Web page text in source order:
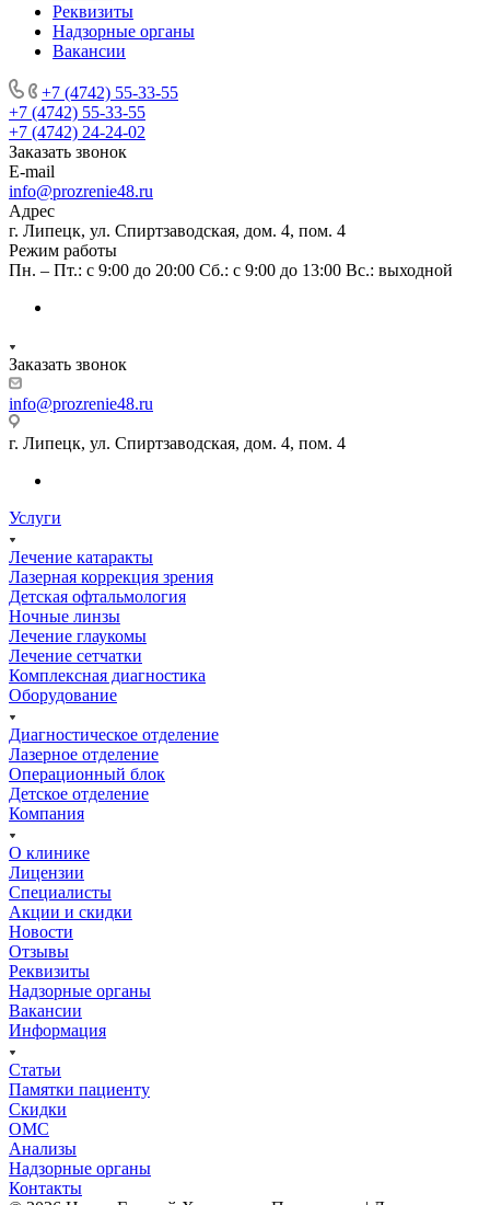
Реквизиты
Надзорные органы
Вакансии
+7 (4742) 55-33-55
+7 (4742) 55-33-55
+7 (4742) 24-24-02
Заказать звонок
E-mail
info@prozrenie48.ru
Адрес
г. Липецк, ул. Спиртзаводская, дом. 4, пом. 4
Режим работы
Пн. – Пт.: с 9:00 до 20:00 Сб.: с 9:00 до 13:00 Вс.: выходной
Заказать звонок
info@prozrenie48.ru
г. Липецк, ул. Спиртзаводская, дом. 4, пом. 4
Услуги
Лечение катаракты
Лазерная коррекция зрения
Детская офтальмология
Ночные линзы
Лечение глаукомы
Лечение сетчатки
Комплексная диагностика
Оборудование
Диагностическое отделение
Лазерное отделение
Операционный блок
Детское отделение
Компания
О клинике
Лицензии
Специалисты
Акции и скидки
Новости
Отзывы
Реквизиты
Надзорные органы
Вакансии
Информация
Статьи
Памятки пациенту
Скидки
ОМС
Анализы
Надзорные органы
Контакты